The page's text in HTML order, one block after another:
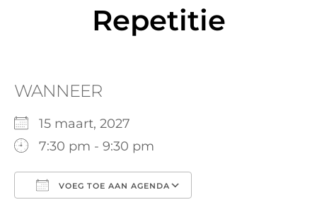
Repetitie
WANNEER
15 maart, 2027
7:30 pm - 9:30 pm
VOEG TOE AAN AGENDA